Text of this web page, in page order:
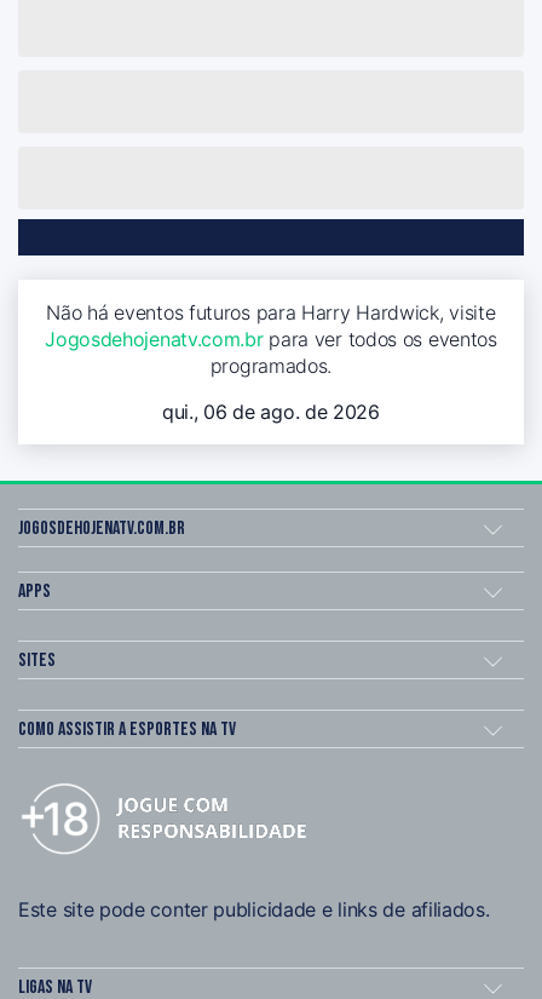
Não há eventos futuros para Harry Hardwick, visite
Jogosdehojenatv.com.brpara ver todos os eventos
programados.
qui., 06 de ago. de 2026
Jogosdehojenatv.com.br
Apps
Sites
Como assistir a esportes na TV
Este site pode conter publicidade e links de afiliados.
Ligas na TV